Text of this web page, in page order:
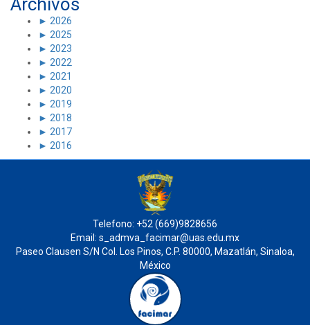
Archivos
► 2026
► 2025
► 2023
► 2022
► 2021
► 2020
► 2019
► 2018
► 2017
► 2016
Telefono: +52 (669)9828656
Email: s_admva_facimar@uas.edu.mx
Paseo Clausen S/N Col. Los Pinos, C.P. 80000, Mazatlán, Sinaloa,
México